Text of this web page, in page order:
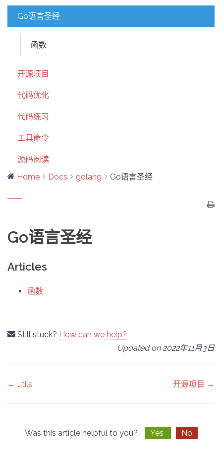
Go语言圣经
函数
开源项目
代码优化
代码练习
工具命令
源码阅读
Home
Docs golang Go语言圣经
Go语言圣经
Articles
函数
Still stuck? How can we help?
Updated on 2022年11月3日
Doc
← utils 开源项目 →
Was this article helpful to you? Yes No